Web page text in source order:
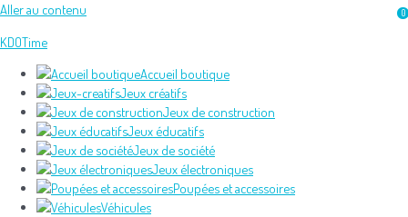
Aller au contenu
KDOTime
Accueil boutique
Jeux créatifs
Jeux de construction
Jeux éducatifs
Jeux de société
Jeux électroniques
Poupées et accessoires
Véhicules
0